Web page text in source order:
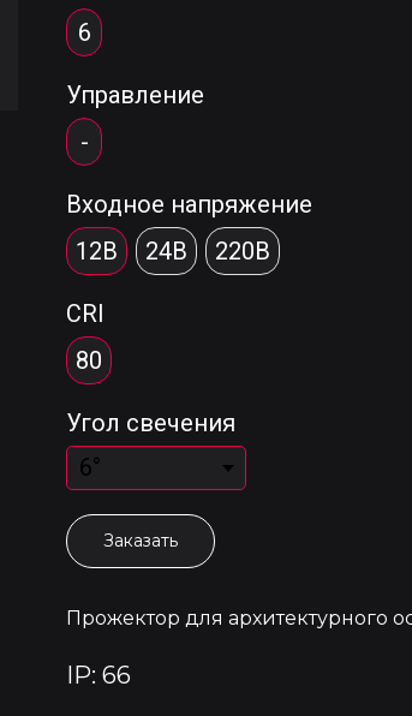
6
Управление
-
Входное напряжение
12В
24В 220В
CRI
80
Угол свечения
Заказать
Прожектор для архитектурного
IP: 66